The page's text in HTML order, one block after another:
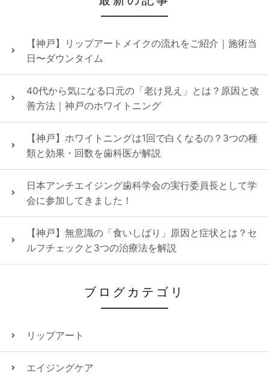
【神戸】リップアートメイクの流れをご紹介｜施術当
日〜ダウンタイム
40代から気になる口元の「老け見え」とは？原因と改
善方法｜神戸のホワイトニング
【神戸】ホワイトニングは1回で白くなるの？3つの種
類と効果・回数を歯科医が解説
日本アンチエイジング歯科学会の実行委員長として学
会に参加してきました！
【神戸】無意識の「食いしばり」原因と症状とは？セ
ルフチェックと3つの治療法を解説
ブログカテゴリ
リップアート
エイジングケア